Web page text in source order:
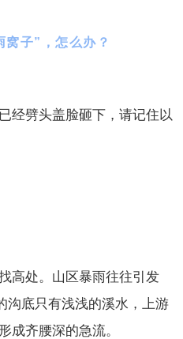
窝子”，怎么办？
经劈头盖脸砸下，请记住以
高处。山区暴雨往往引发
底只有浅浅的溪水，上游
成齐腰深的急流。